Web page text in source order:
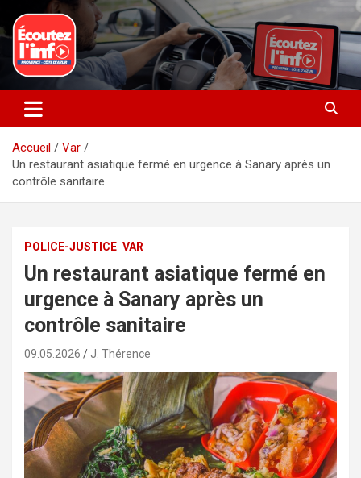
au
contenu
Ecoutez l’info
La radio du quotidien
Accueil
Var
Un restaurant asiatique fermé en urgence à Sanary après un
contrôle sanitaire
POLICE-JUSTICE VAR
Un restaurant asiatique fermé en
urgence à Sanary après un
contrôle sanitaire
09.05.2026 J. Thérence